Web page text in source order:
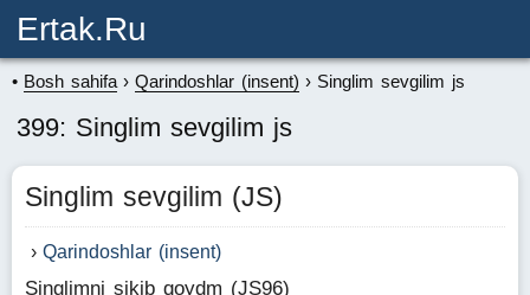
Ertak.ru
Bosh sahifa Qarindoshlar (insent) Singlim sevgilim js
399: Singlim sevgilim js
Singlim sevgilim (JS)
Qarindoshlar (insent)
Singlimni sikib qoydm (JS96)